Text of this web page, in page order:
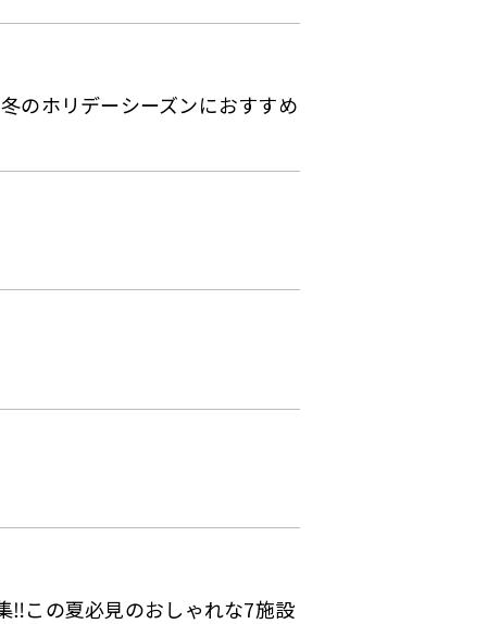
のホリデーシーズンにおすすめ
この夏必見のおしゃれな7施設